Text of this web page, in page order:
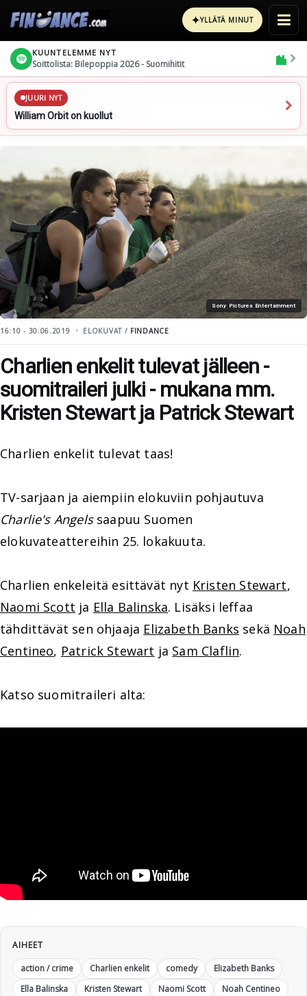
✦YLLÄTÄ MINUT
KUUNTELEMME NYT
Soittolista: Bilepoppia 2026 - Suomihitit
JUURI NYT
William Orbit on kuollut
Sony Pictures Entertainment
16:10 - 30.06.2019 ELOKUVAT / FINDANCE
Charlien enkelit tulevat jälleen -
suomitraileri julki - mukana mm.
Kristen Stewart ja Patrick Stewart
Charlien enkelit tulevat taas!
TV-sarjaan ja aiempiin elokuviin pohjautuva
Charlie's Angelssaapuu Suomen
elokuvateattereihin 25. lokakuuta.
Charlien enkeleitä esittävät nyt Kristen Stewart,
Naomi Scott ja Ella Balinska. Lisäksi leffaa
tähdittävät sen ohjaaja Elizabeth Banks sekä Noah
Centineo, Patrick Stewart ja Sam Claflin.
Katso suomitraileri alta:
AIHEET
action / crime
Charlien enkelit comedy
Elizabeth Banks
Ella Balinska
Kristen Stewart Naomi Scott
Noah Centineo